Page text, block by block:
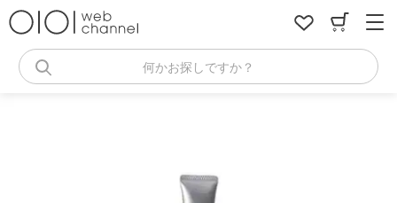
何かお探しですか？